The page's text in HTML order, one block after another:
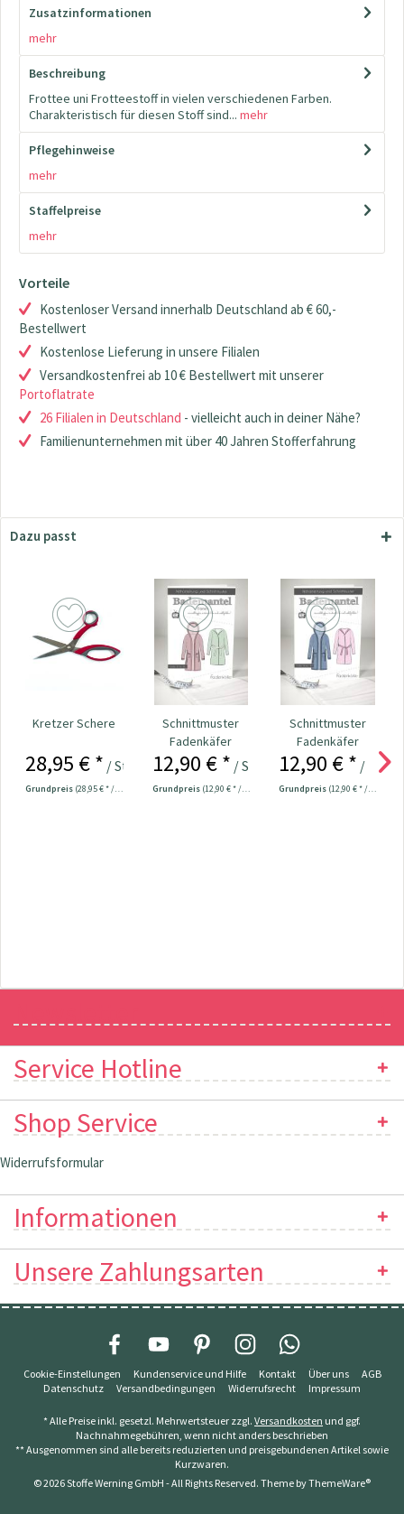
Zusatzinformationen
mehr
Beschreibung
Frottee uni Frotteestoff in vielen verschiedenen Farben.
Charakteristisch für diesen Stoff sind... mehr
Pflegehinweise
mehr
Staffelpreise
mehr
Vorteile
Kostenloser Versand innerhalb Deutschland ab € 60,-
Bestellwert
Kostenlose Lieferung in unsere Filialen
Versandkostenfrei ab 10 € Bestellwert mit unserer
Portoflatrate
26 Filialen in Deutschland - vielleicht auch in deiner Nähe?
Familienunternehmen mit über 40 Jahren Stofferfahrung
Dazu passt
Kretzer Schere
28,95 € * / Stück
Grundpreis (28,95 € * / 1 Stück)
Schnittmuster
Fadenkäfer
Bademantel -
Erwachsene
12,90 € * / Stück
Grundpreis (12,90 € * / 1 Stück)
Schnittmuster
Fadenkäfer
Bademantel -
12,90 € * / Stück
Grundpreis (12,90 € * / 1 Stück)
Service Hotline
Shop Service
Widerrufsformular
Informationen
Unsere Zahlungsarten
Cookie-Einstellungen Kundenservice und Hilfe Kontakt Über uns
AGB
Datenschutz
Versandbedingungen Widerrufsrecht Impressum
* Alle Preise inkl. gesetzl. Mehrwertsteuer zzgl. Versandkosten und ggf.
Nachnahmegebühren, wenn nicht anders beschrieben
** Ausgenommen sind alle bereits reduzierten und preisgebundenen Artikel sowie
Kurzwaren.
© 2026 Stoffe Werning GmbH - All Rights Reserved. Theme byThemeWare®